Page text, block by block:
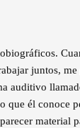
juntos,
auditivo
que él conoce
material